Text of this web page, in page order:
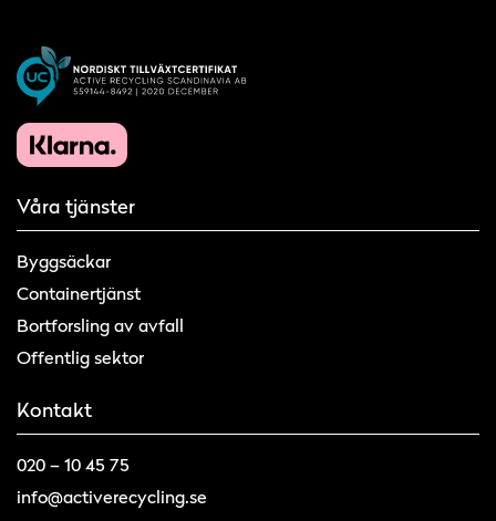
Våra tjänster
Byggsäckar
Containertjänst
Bortforsling av avfall
Offentlig sektor
Kontakt
020 – 10 45 75
info@activerecycling.se